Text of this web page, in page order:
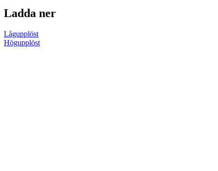
Ladda ner
Lågupplöst
Högupplöst